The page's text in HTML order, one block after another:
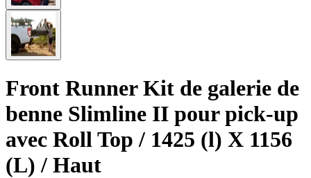
Front Runner Kit de galerie de
benne Slimline II pour pick-up
avec Roll Top / 1425 (l) X 1156
(L) / Haut